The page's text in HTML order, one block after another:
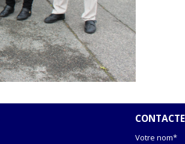
Votre nom*